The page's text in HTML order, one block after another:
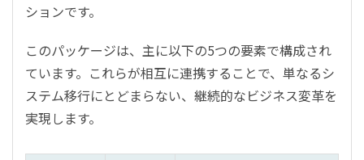
ションです。
このパッケージは、主に以下の5つの要素で構成され
ています。これらが相互に連携することで、単なるシ
ステム移行にとどまらない、継続的なビジネス変革を
実現します。